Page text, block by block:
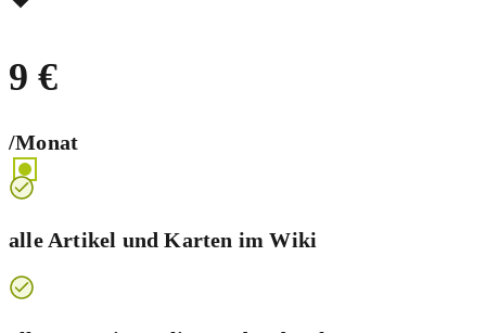
9 €
/Monat
alle Artikel und Karten im Wiki